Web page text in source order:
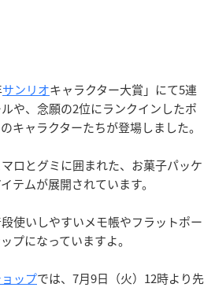
サンリオキャラクター大賞」にて5連
や、念願の2位にランクインしたポ
キャラクターたちが登場しました。
ロとグミに囲まれた、お菓子パッケ
テムが展開されています。
使いしやすいメモ帳やフラットポー
プになっていますよ。
ップでは、7月9日（火）12時より先